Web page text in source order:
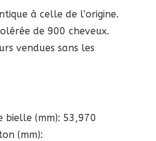
à
2947,56 €
à celle de l’origine.
de 900 cheveux.
vendues sans les
bielle (mm): 53,970
(mm):